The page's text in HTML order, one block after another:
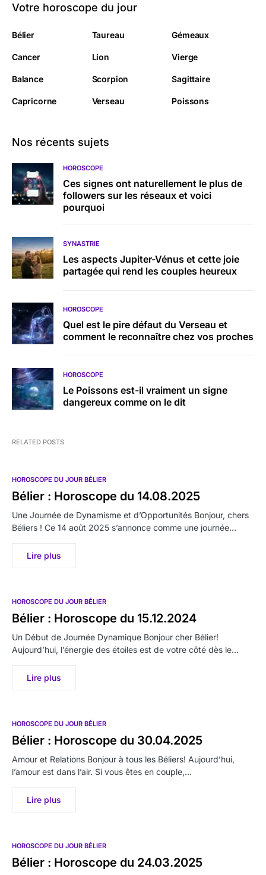
Votre horoscope du jour
Bélier Taureau Gémeaux
Cancer Lion Vierge
Balance Scorpion Sagittaire
Capricorne Verseau Poissons
Nos récents sujets
HOROSCOPE
Ces signes ont naturellement le plus de
followers sur les réseaux et voici
pourquoi
SYNASTRIE
Les aspects Jupiter-Vénus et cette joie
partagée qui rend les couples heureux
HOROSCOPE
Quel est le pire défaut du Verseau et
comment le reconnaître chez vos proches
HOROSCOPE
Le Poissons est-il vraiment un signe
dangereux comme on le dit
RELATED POSTS
HOROSCOPE DU JOUR BÉLIER
Bélier : Horoscope du 14.08.2025
Une Journée de Dynamisme et d’Opportunités Bonjour, chers
Béliers ! Ce 14 août 2025 s’annonce comme une journée…
Lire plus
HOROSCOPE DU JOUR BÉLIER
Bélier : Horoscope du 15.12.2024
Un Début de Journée Dynamique Bonjour cher Bélier!
Aujourd’hui, l’énergie des étoiles est de votre côté dès le…
Lire plus
HOROSCOPE DU JOUR BÉLIER
Bélier : Horoscope du 30.04.2025
Amour et Relations Bonjour à tous les Béliers! Aujourd’hui,
l’amour est dans l’air. Si vous êtes en couple,…
Lire plus
HOROSCOPE DU JOUR BÉLIER
Bélier : Horoscope du 24.03.2025